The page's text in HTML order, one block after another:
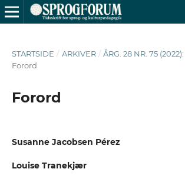
STARTSIDE / ARKIVER / ÅRG. 28 NR. 75
Forord
Forord
Susanne Jacobsen Pérez
Louise Tranekjær